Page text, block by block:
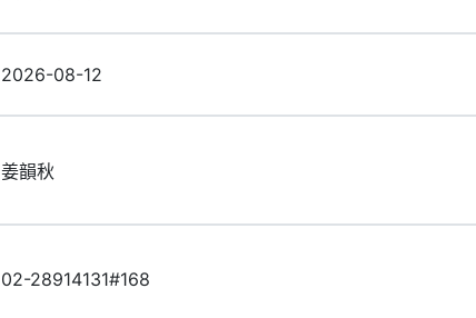
2026-08-12
姜韻秋
02-28914131#168